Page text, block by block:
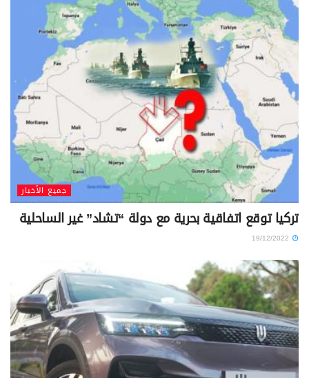
جميع الأخبار
تركيا توقع اتفاقية بحرية مع دولة “تشاد” غير الساحلية